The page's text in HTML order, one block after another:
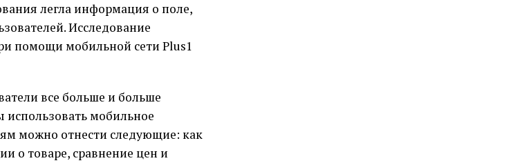
легла информация о поле,
Исследование
помощи мобильной сети Plus1
все больше и больше
мобильное
можно отнести следующие: как
о товаре, сравнение цен и